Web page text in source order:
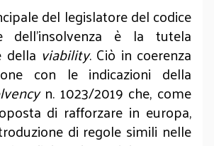
del legislatore del codice
è la tutela
della viability. Ciò in coerenza
con le indicazioni della
n. 1023/2019 che, come
di rafforzare in europa,
di regole simili nelle